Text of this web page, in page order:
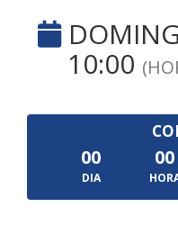
10:00
00
DIA
00